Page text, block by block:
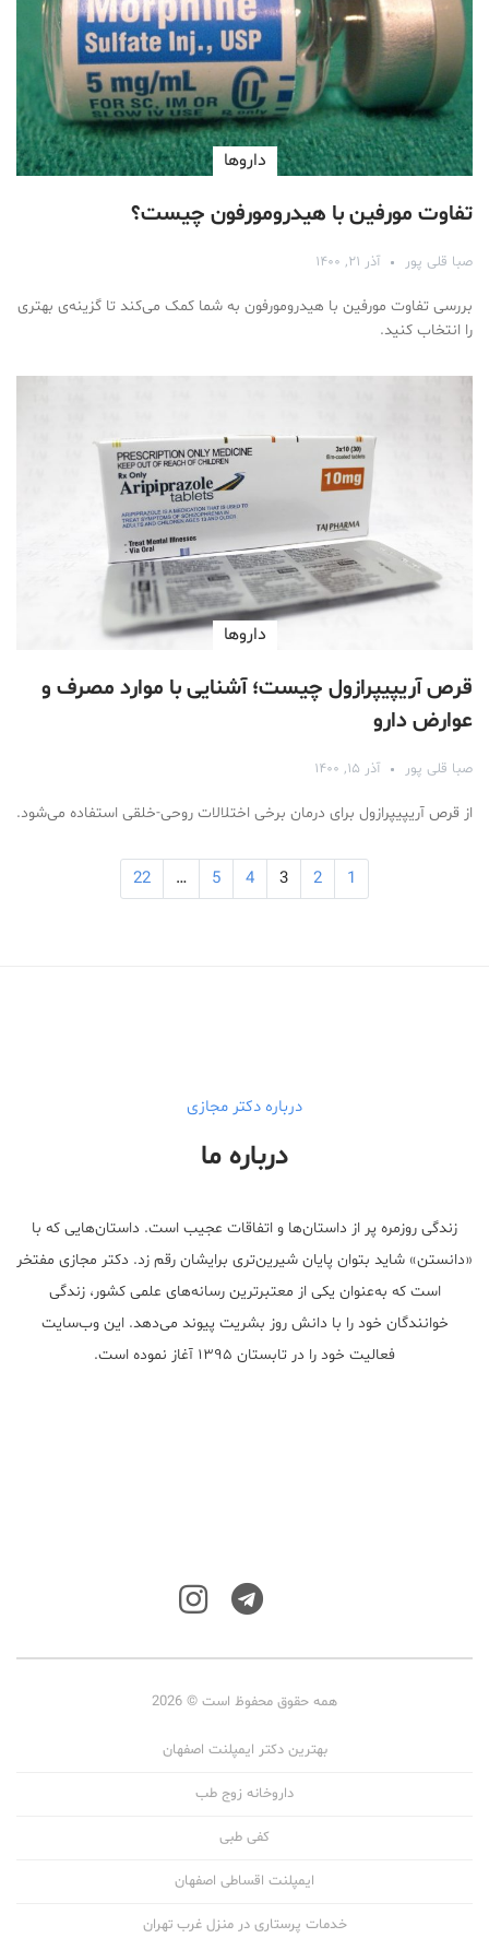
دارو‌ها
تفاوت مورفین با هیدرومورفون چیست؟
صبا قلی پور آذر ۲۱, ۱۴۰۰
بررسی تفاوت مورفین با هیدرومورفون به شما کمک می‌کند تا گزینه‌ی بهتری
را انتخاب کنید.
دارو‌ها
قرص آریپیپرازول چیست؛ آشنایی با موارد مصرف و
عوارض دارو
صبا قلی پور آذر ۱۵, ۱۴۰۰
از قرص آریپیپرازول برای درمان برخی اختلالات روحی-خلقی استفاده می‌شود.
1
2
3
4
5
…
22
درباره دکتر مجازی
درباره ما
زندگی روزمره پر از داستان‌ها و اتفاقات عجیب است. داستان‌هایی که با
«دانستن» شاید بتوان پایان شیرین‌تری برایشان رقم زد. دکتر مجازی مفتخر
است که به‌عنوان یکی از معتبر‌ترین رسانه‌های علمی کشور، زندگی
خوانندگان خود را با دانش روز بشریت پیوند می‌دهد. این وب‌سایت
فعالیت خود را در تابستان ۱۳۹۵ آغاز نموده است.
همه حقوق محفوظ است © 2026
بهترین دکتر ایمپلنت اصفهان
داروخانه زوج طب
کفی طبی
ایمپلنت اقساطی اصفهان
خدمات پرستاری در منزل غرب تهران